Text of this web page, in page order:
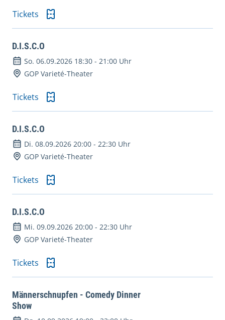
Tickets
D.I.S.C.O
So. 06.09.2026 18:30 - 21:00 Uhr
GOP Varieté-Theater
Tickets
D.I.S.C.O
Di. 08.09.2026 20:00 - 22:30 Uhr
GOP Varieté-Theater
Tickets
D.I.S.C.O
Mi. 09.09.2026 20:00 - 22:30 Uhr
GOP Varieté-Theater
Tickets
Männerschnupfen - Comedy Dinner
Show